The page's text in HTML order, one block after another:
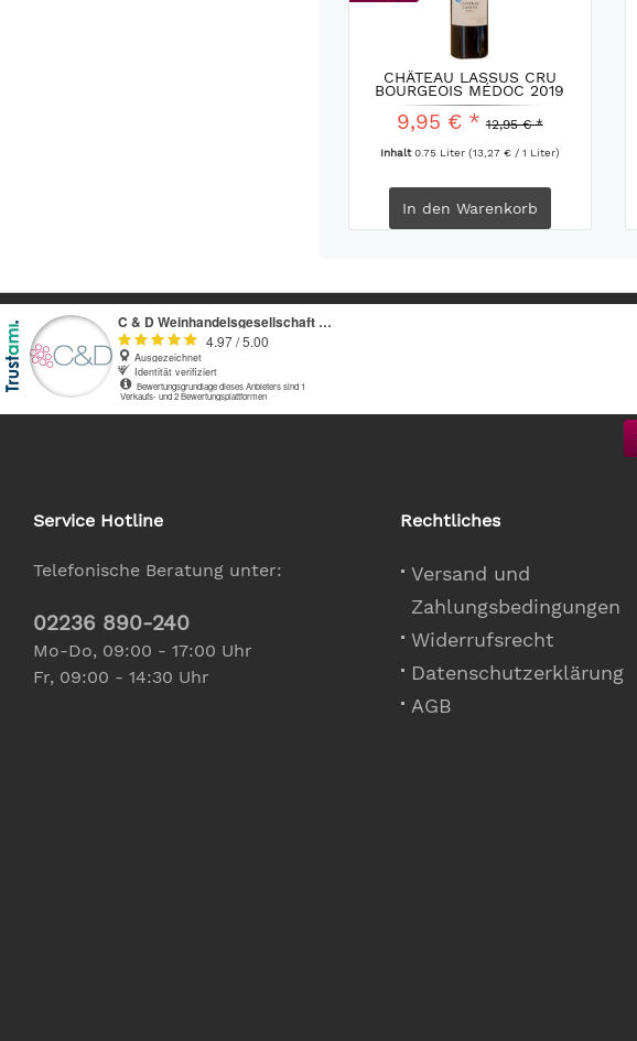
CHÂTEAU LASSUS CRU
BOURGEOIS MÉDOC 2019
9,95 € * 12,95 € *
Inhalt0.75 Liter (13,27 € / 1 Liter)
In den Warenkorb
Service Hotline
Telefonische Beratung unter:
02236 890-240
Mo-Do, 09:00 - 17:00 Uhr
Fr, 09:00 - 14:30 Uhr
Rechtliches
Versand und
Zahlungsbedingungen
Widerrufsrecht
Datenschutzerklärung
AGB